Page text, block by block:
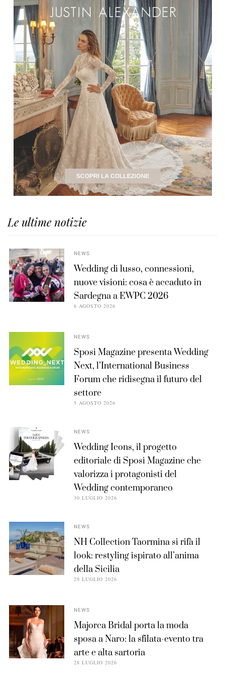
Le ultime notizie
NEWS
Wedding di lusso, connessioni,
nuove visioni: cosa è accaduto in
Sardegna a EWPC 2026
6 AGOSTO 2026
NEWS
Sposi Magazine presenta Wedding
Next, l’International Business
Forum che ridisegna il futuro del
settore
5 AGOSTO 2026
NEWS
Wedding Icons, il progetto
editoriale di Sposi Magazine che
valorizza i protagonisti del
Wedding contemporaneo
30 LUGLIO 2026
NEWS
NH Collection Taormina si rifà il
look: restyling ispirato all’anima
della Sicilia
29 LUGLIO 2026
NEWS
Majorca Bridal porta la moda
sposa a Naro: la sfilata-evento tra
arte e alta sartoria
28 LUGLIO 2026